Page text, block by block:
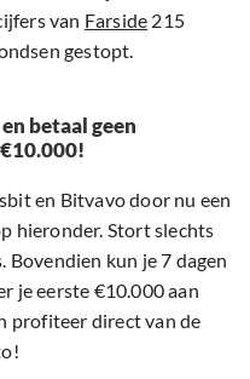
van Farside 215
gestopt.
betaal geen
en Bitvavo door nu een
hieronder. Stort slechts
kun je 7 dagen
je eerste €10.000 aan
profiteer direct van de